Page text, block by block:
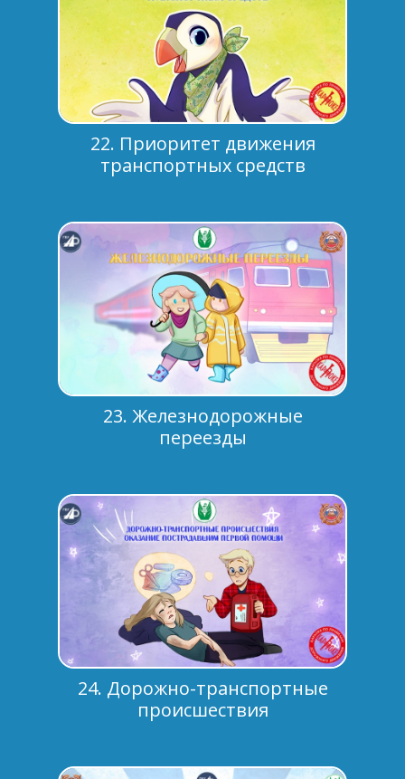
22. Приоритет движения
транспортных средств
23. Железнодорожные
переезды
24. Дорожно-транспортные
происшествия